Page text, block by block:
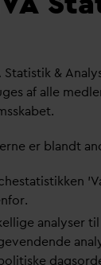
Statistik &
af alle
er blandt
'V
analyser
d